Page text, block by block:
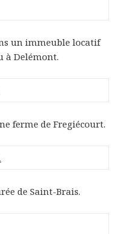
un immeuble locatif
à Delémont.
ferme de Fregiécourt.
de Saint-Brais.